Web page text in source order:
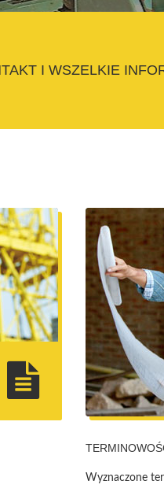
I WSZELKIE
Wyznaczone